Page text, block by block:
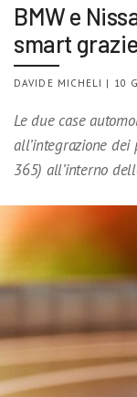
BMW e
smart
DAVIDE MICHELI | 10
Le due case
all’integrazione dei
365) all’interno